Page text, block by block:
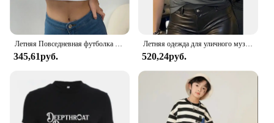
Летняя Повседневная футболка в стиле Харадзюку, женская уличная одежда, укороченный топ Y2K, Винтажная футболка в стиле ольччан с крутым принтом сатаны, демона, футболка без рукавов с аниме
345,61руб.
Летняя одежда для уличного музыкального фестиваля, джинсовые сапоги, футболка с круглым вырезом и леопардовым принтом, легкий повседневный топ высокого качества
520,24руб.